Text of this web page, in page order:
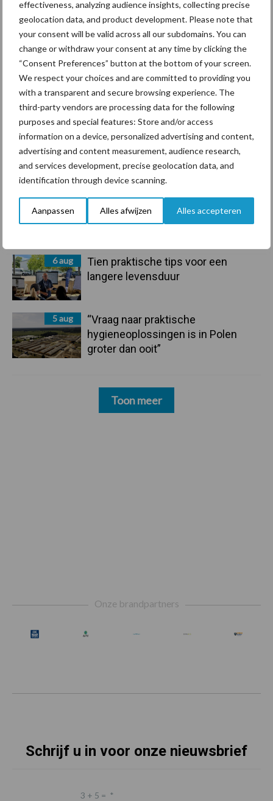
effectiveness, analyzing audience insights, collecting precise
geolocation data, and product development. Please note that
your consent will be valid across all our subdomains. You can
change or withdraw your consent at any time by clicking the
“Consent Preferences” button at the bottom of your screen.
We respect your choices and are committed to providing you
with a transparent and secure browsing experience. The
third-party vendors are processing data for the following
purposes and special features: Store and/or access
information on a device, personalized advertising and content,
advertising and content measurement, audience research,
and services development, precise geolocation data, and
identification through device scanning.
Aanpassen Alles afwijzen Alles accepteren
Primaire
Sidebar
Recent nieuws Partner nieuws
7 aug
Grondstoffenmarkt blijft grillig:
droogte en geopolitiek houden
handel in de greep
7 aug
De speenhuid: een vaak
onderschatte risicofactor voor
mastitis
6 aug
ForFarmers ziet volume en
marktaandeel groeien in krimpende
Nederlandse markt
6 aug
Tien praktische tips voor een
langere levensduur
5 aug
“Vraag naar praktische
hygieneoplossingen is in Polen
groter dan ooit”
Toon meer
Onze brandpartners
Schrijf u in voor onze nieuwsbrief
3 + 5 = *